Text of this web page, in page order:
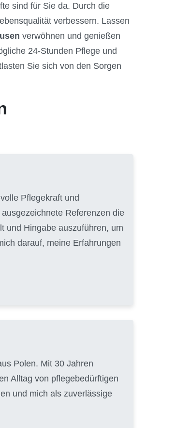
sind für Sie da. Durch die
verbessern. Lassen
verwöhnen und genießen
24-Stunden Pflege und
Sie sich von den Sorgen
Pflegekraft und
Referenzen die
und Hingabe auszuführen, um
darauf, meine Erfahrungen
Polen. Mit 30 Jahren
Alltag von pflegebedürftigen
und mich als zuverlässige